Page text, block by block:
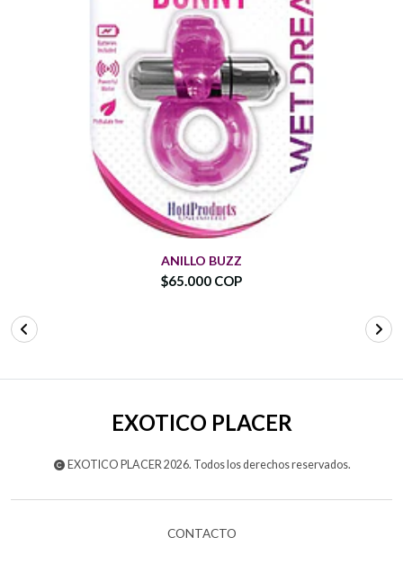
ANILLO BUZZ
$65.000 COP
EXOTICO PLACER
EXOTICO PLACER 2026. Todos los derechos reservados.
CONTACTO